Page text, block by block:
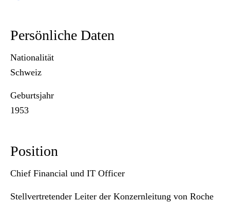
Persönliche Daten
Nationalität
Schweiz
Geburtsjahr
1953
Position
Chief Financial und IT Officer
Stellvertretender Leiter der Konzernleitung von Roche